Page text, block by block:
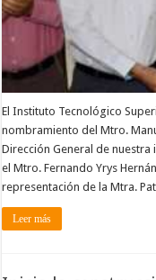
El Instituto Tecnológico
nombramiento del Mtro.
Dirección General de
el Mtro. Fernando Yrys
representación de la Mtra.
Leer más